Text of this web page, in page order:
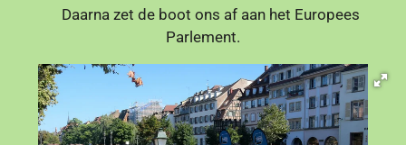
Daarna zet de boot ons af aan het Europees
Parlement.